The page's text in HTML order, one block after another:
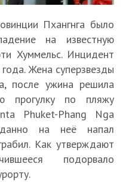
Пхангнга было
на известную
Хуммельс. Инцидент
Жена суперзвезды
после ужина решила
прогулку по пляжу
Phuket-Phang Nga
на неё напал
Как утверждают
подорвало